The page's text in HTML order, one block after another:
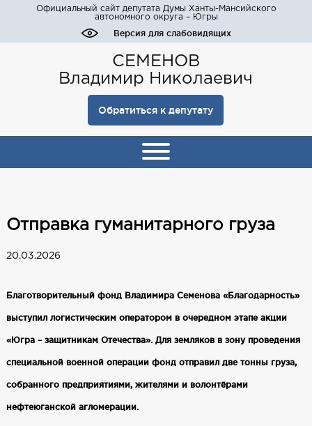
Официальный сайт депутата Думы Ханты-Мансийского
автономного округа – Югры
Версия для слабовидящих
СЕМЕНОВ
Владимир Николаевич
Обратиться к депутату
Отправка гуманитарного груза
20.03.2026
Благотворительный фонд Владимира Семенова «Благодарность»
выступил логистическим оператором в очередном этапе акции
«Югра – защитникам Отечества». Для земляков в зону проведения
специальной военной операции фонд отправил две тонны груза,
собранного предприятиями, жителями и волонтёрами
нефтеюганской агломерации.